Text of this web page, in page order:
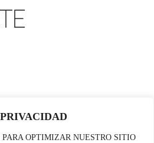
OPTIMIZAR NUESTRO SITIO